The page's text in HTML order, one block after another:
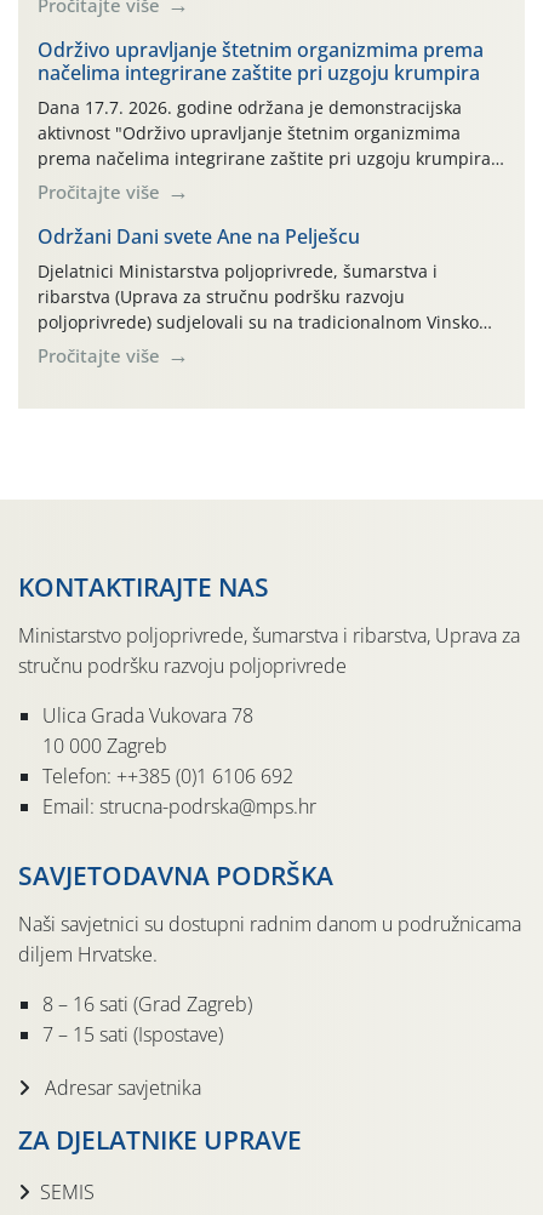
bilja (npr. ambalaža od mineralnih gnojiva,) se ne
prihvaća. Korisnicima je osiguran besplatni povrat
prazne ambalaže isključivo ovih tvrtki: AGROCHEM-MAKS,
AGRONOM, ALBAUGH TKI* (PINUS […]
Održivo upravljanje štetnim organizmima prema
načelima integrirane zaštite pri uzgoju krumpira
Dana 17.7. 2026. godine održana je demonstracijska
aktivnost "Održivo upravljanje štetnim organizmima
prema načelima integrirane zaštite pri uzgoju krumpira"
na pokusnom polju "Poredje", kraj naselja Belica (ARKOD
parcela ID 2445031) (središnji dio Međimurske županije).
Pročitajte više
Održani Dani svete Ane na Pelješcu
Djelatnici Ministarstva poljoprivrede, šumarstva i
ribarstva (Uprava za stručnu podršku razvoju
poljoprivrede) sudjelovali su na tradicionalnom Vinskom
forumu, održanom 24.07.2026. godine u Domu vinarske
tradicije u Putnikovićima na poluotoku Pelješcu, u
Pročitajte više
KONTAKTIRAJTE NAS
Ministarstvo poljoprivrede, šumarstva i ribarstva, Uprava za
stručnu podršku razvoju poljoprivrede
Ulica Grada Vukovara 78
10 000 Zagreb
Telefon: ++385 (0)1 6106 692
Email: strucna-podrska@mps.hr
SAVJETODAVNA PODRŠKA
Naši savjetnici su dostupni radnim danom u podružnicama
diljem Hrvatske.
8 – 16 sati (Grad Zagreb)
7 – 15 sati (Ispostave)
Adresar savjetnika
ZA DJELATNIKE UPRAVE
SEMIS